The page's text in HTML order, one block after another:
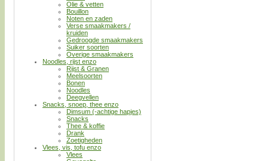
Olie & vetten
Bouillon
Noten en zaden
Verse smaakmakers /
kruiden
Gedroogde smaakmakers
Suiker soorten
Overige smaakmakers
Noodles, rijst enzo
Rijst & Granen
Meelsoorten
Bonen
Noodles
Deegvellen
Snacks, snoep, thee enzo
Dimsum (-achtige hapjes)
Snacks
Thee & koffie
Drank
Zoetigheden
Vlees, vis, tofu enzo
Vlees